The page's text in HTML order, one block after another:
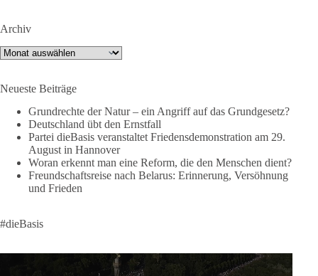
🟩🟩🟦🟦🟥🟥🟧🟧
Menschen mitbekommen, wofür wir stehen und warum es sich
lohnt, dieBasis zu wählen.
Mehr Infos:https://diebasis-st.de/wahlprogramm/
#dieBasis #Landtagswahl
#DeineStimmezählt #jetztunterstützen
58
DieBasis
Archiv
Archiv
Neueste Beiträge
Grundrechte der Natur – ein Angriff auf das Grundgesetz?
Deutschland übt den Ernstfall
Partei dieBasis veranstaltet Friedensdemonstration am 29.
August in Hannover
Woran erkennt man eine Reform, die den Menschen dient?
Freundschaftsreise nach Belarus: Erinnerung, Versöhnung
und Frieden
#dieBasis